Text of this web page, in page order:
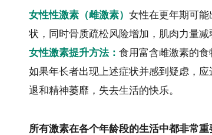
女性性激素（雌激素）女性在更年期可
状，同时骨质疏松风险增加，肌肉力量减
女性激素提升方法：食用富含雌激素的食
如果年长者出现上述症状并感到疑虑，
退和精神萎靡，失去生活的快乐。
所有激素在各个年龄段的生活中都非常